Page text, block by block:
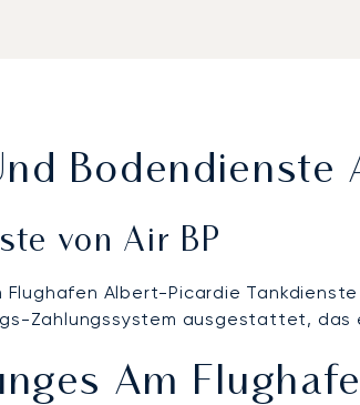
von Air BP
Flughafen Albert-Picardie
Zahlungssystem ausgestattet, das
Am